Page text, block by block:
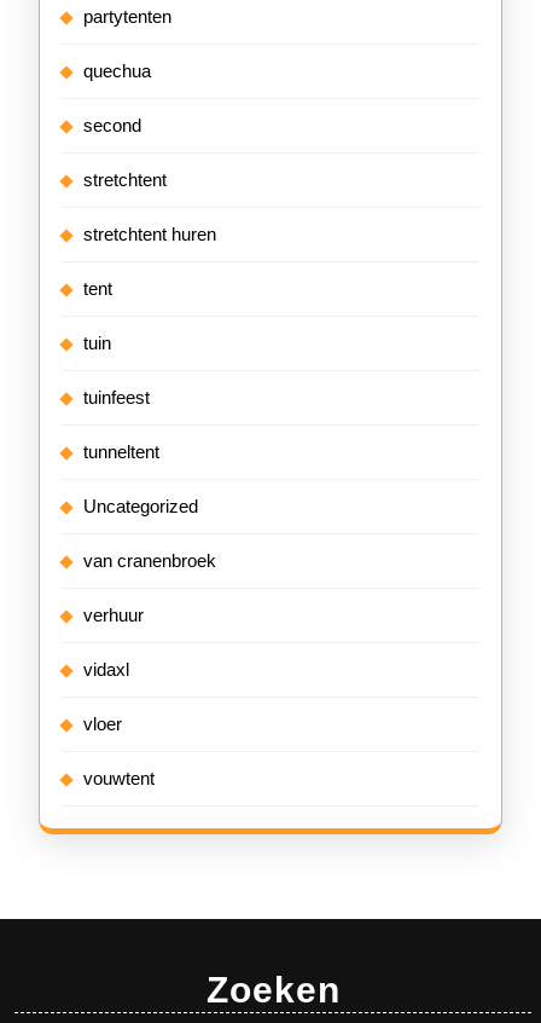
partytenten
quechua
second
stretchtent
stretchtent huren
tent
tuin
tuinfeest
tunneltent
Uncategorized
van cranenbroek
verhuur
vidaxl
vloer
vouwtent
Zoeken